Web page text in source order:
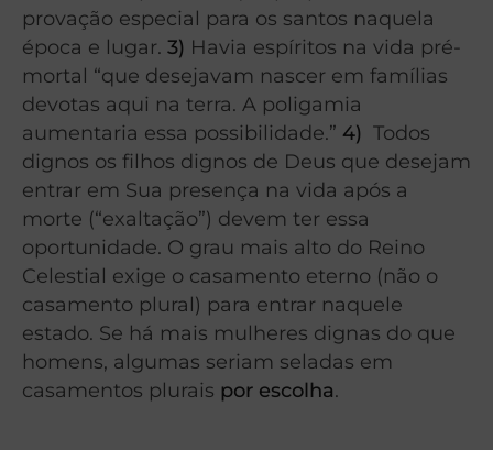
provação especial para os santos naquela
época e lugar. 3) Havia espíritos na vida pré-
mortal “que desejavam nascer em famílias
devotas aqui na terra. A poligamia
aumentaria essa possibilidade.” 4) Todos
dignos os filhos dignos de Deus que desejam
entrar em Sua presença na vida após a
morte (“exaltação”) devem ter essa
oportunidade. O grau mais alto do Reino
Celestial exige o casamento eterno (não o
casamento plural) para entrar naquele
estado. Se há mais mulheres dignas do que
homens, algumas seriam seladas em
casamentos plurais por escolha.